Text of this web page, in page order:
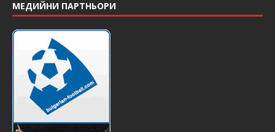
МЕДИЙНИ ПАРТНЬОРИ